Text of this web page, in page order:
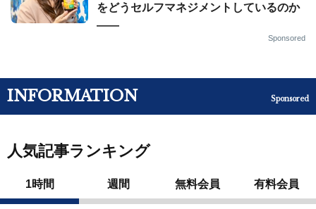
をどうセルフマネジメントしているのか
——
Sponsored
INFORMATION Sponsored
人気記事ランキング
1時間 週間 無料会員 有料会員